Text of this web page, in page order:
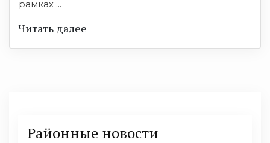
рамках ...
Читать далее
Районные новости